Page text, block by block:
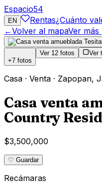
Espacio54
EN Rentas¿Cuánto
←Volver al mapaVer
+7 fotos
Ver 12 fotos Ver
Casa · Venta · Zapopan,
Casa venta
Country
$3,500,000
♡ Guardar
Recámaras